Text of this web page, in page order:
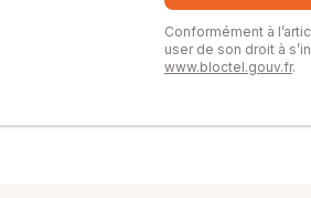
Conformément à
user de son droit à
www.bloctel.gouv.fr.